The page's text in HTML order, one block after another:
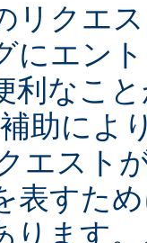
リクエ
にエン
利なこ
助によ
エスト
表すた
ります